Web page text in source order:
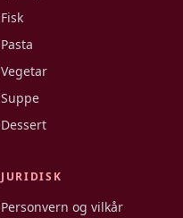
Fisk
Pasta
Vegetar
Suppe
Dessert
JURIDISK
Personvern og vilkår